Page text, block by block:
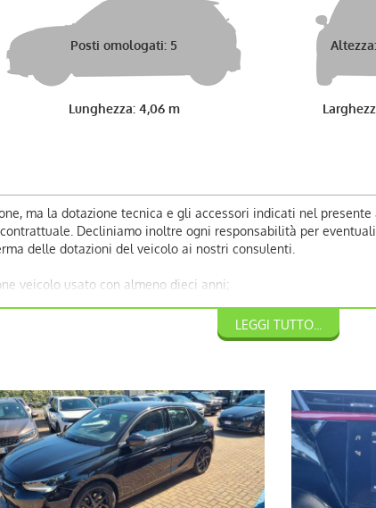
Posti omologati: 5
Lunghezza: 4,06 m
ma la dotazione tecnica e gli accessori indicati nel
Decliniamo inoltre ogni responsabilità per
delle dotazioni del veicolo ai nostri consulenti.
veicolo usato con almeno dieci anni;
Savona, telefono 389.898.1300.
appuntamento: solo così potremo offrirti la certezza che il
LEGGI TUTTO...